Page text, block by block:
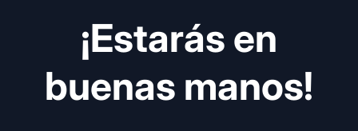
¡Estarás en
buenas manos!